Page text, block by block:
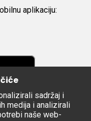
aplikaciju:
sadržaj i
medija i analizirali
naše web-